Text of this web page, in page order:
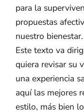
para la
propuestas
nuestro bienestar.
Este texto va
quiera revisar su
una experiencia
aquí las mejores
estilo, más bien